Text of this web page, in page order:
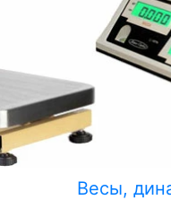
Весы,